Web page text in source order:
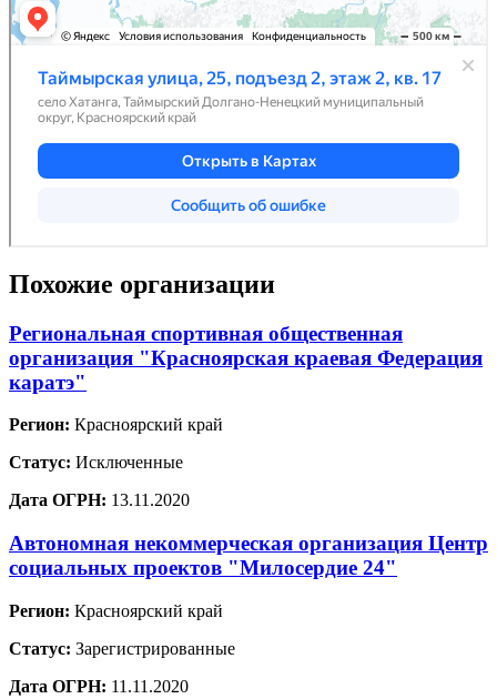
Похожие организации
Региональная спортивная общественная
организация "Красноярская краевая Федерация
каратэ"
Регион: Красноярский край
Статус: Исключенные
Дата ОГРН: 13.11.2020
Автономная некоммерческая организация Центр
социальных проектов "Милосердие 24"
Регион: Красноярский край
Статус: Зарегистрированные
Дата ОГРН: 11.11.2020